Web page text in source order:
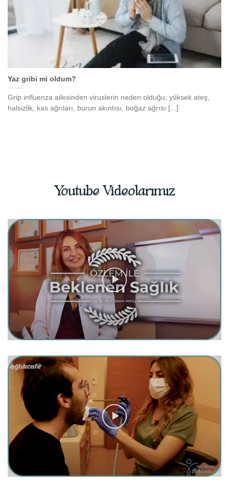
Yaz gribi mi oldum?
Grip influenza ailesinden viruslerin neden olduğu; yüksek ateş,
halsizlik, kas ağrıları, burun akıntısı, boğaz ağrısı [...]
Youtube Videolarımız